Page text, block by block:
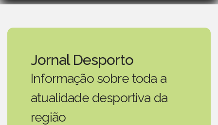
Jornal Desporto
Informação sobre toda a
atualidade desportiva da
região